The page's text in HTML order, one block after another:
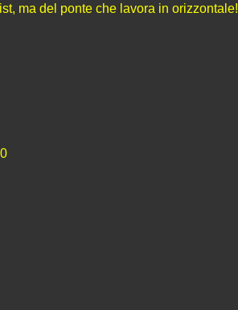
ma del ponte che lavora in orizzontale!